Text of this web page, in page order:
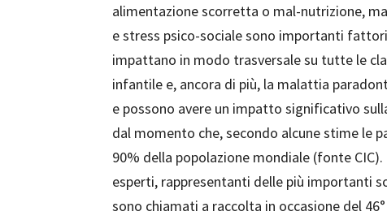
alimentazione scorretta o mal-nutrizione,
e stress psico-sociale sono importanti
impattano in modo trasversale su tutte le
infantile e, ancora di più, la malattia
e possono avere un impatto significativo
dal momento che, secondo alcune stime le
90% della popolazione mondiale (fonte
esperti, rappresentanti delle più importanti
sono chiamati a raccolta in occasione del